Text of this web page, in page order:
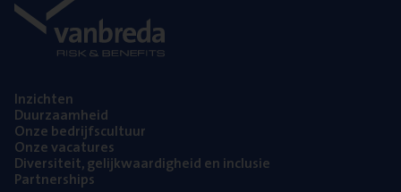
Inzich­ten
Duur­zaam­heid
Onze bedrijfs­cul­tuur
Onze vaca­tu­res
Diver­si­teit, gelijk­waar­dig­heid en inclusie
Part­ner­ships